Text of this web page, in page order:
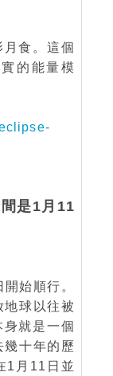
食。這個
的能量模
是1月11
始順行。
地球以往被
就是一個
十年的歷
1月11日並